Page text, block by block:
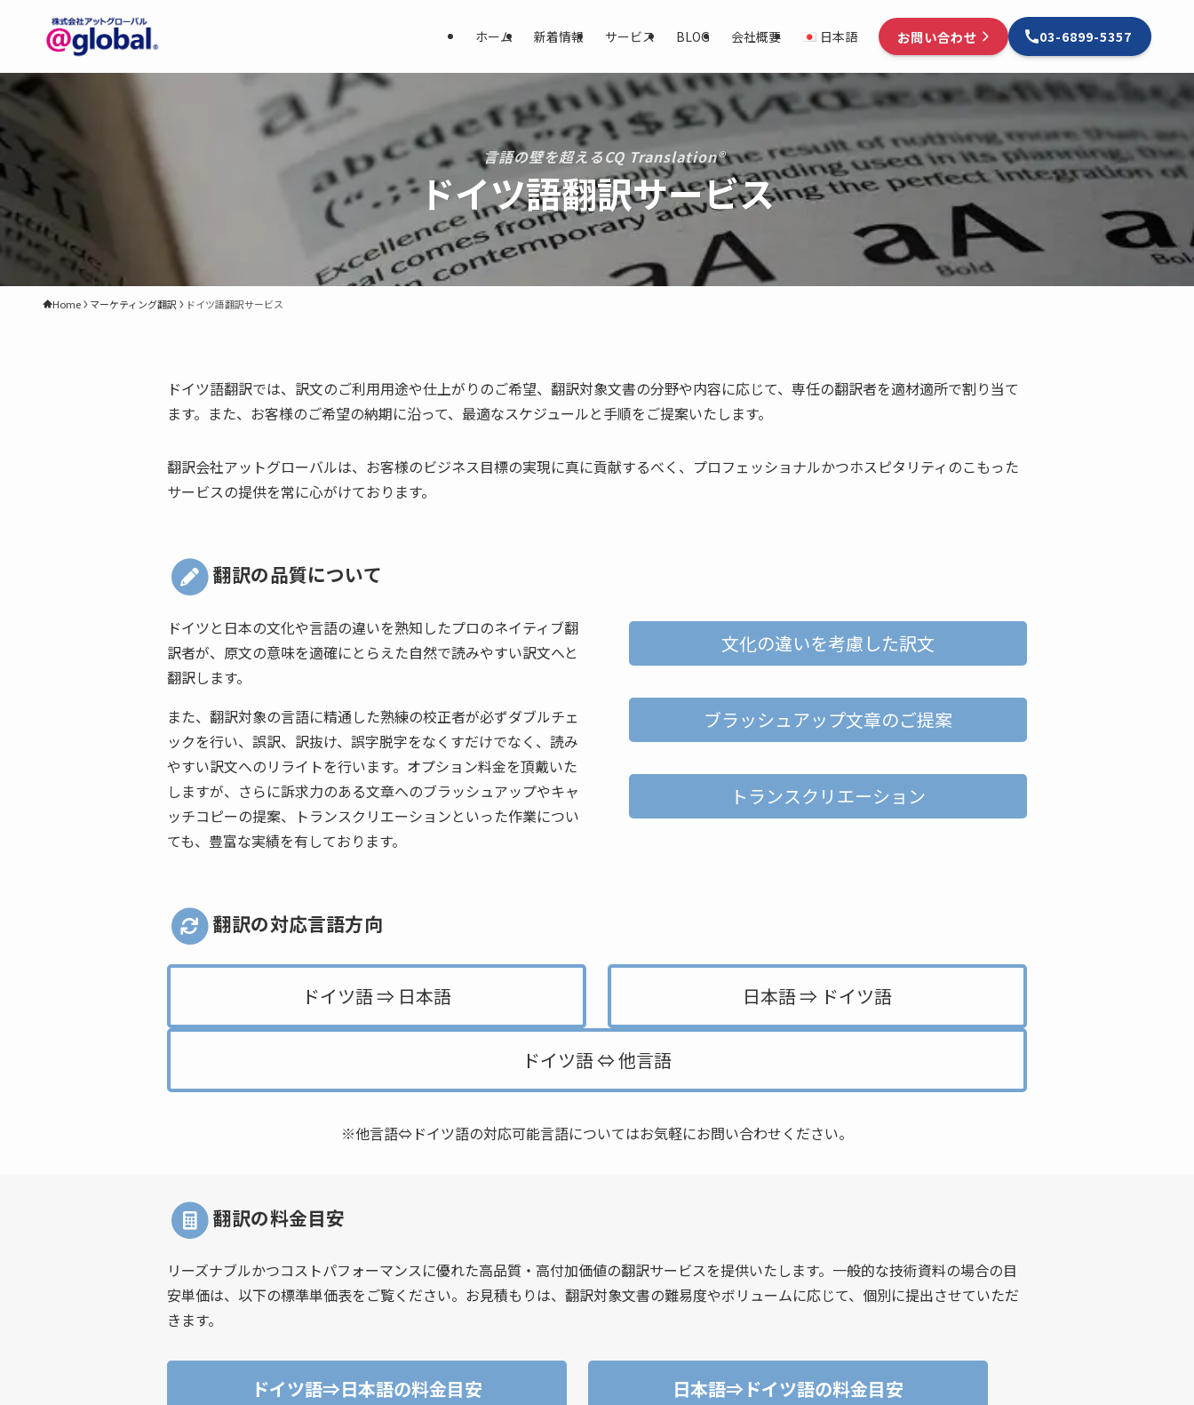
ホーム 新着情報 サービス BLOG 会社概要 日本語 お問い合わせ 03-6899-5357
ドイツ語翻訳サービス
言語の壁を超えるCQ Translation®
Home マーケティング翻訳 ドイツ語翻訳サービス
ドイツ語翻訳では、訳文のご利用用途や仕上がりのご希望、翻訳対象文書の分野や内容に応じて、専任の翻訳者を適材適所で割り当て
ます。また、お客様のご希望の納期に沿って、最適なスケジュールと手順をご提案いたします。
翻訳会社アットグローバルは、お客様のビジネス目標の実現に真に貢献するべく、プロフェッショナルかつホスピタリティのこもった
サービスの提供を常に心がけております。
翻訳の品質について
ドイツと日本の文化や言語の違いを熟知したプロのネイティブ翻
訳者が、原文の意味を適確にとらえた自然で読みやすい訳文へと
翻訳します。
また、翻訳対象の言語に精通した熟練の校正者が必ずダブルチェ
ックを行い、誤訳、訳抜け、誤字脱字をなくすだけでなく、読み
やすい訳文へのリライトを行います。オプション料金を頂戴いた
しますが、さらに訴求力のある文章へのブラッシュアップやキャ
ッチコピーの提案、トランスクリエーションといった作業につい
ても、豊富な実績を有しております。
文化の違いを考慮した訳文
ブラッシュアップ文章のご提案
トランスクリエーション
翻訳の対応言語方向
ドイツ語 ⇒ 日本語 日本語 ⇒ ドイツ語
ドイツ語 ⇔ 他言語
※他言語⇔ドイツ語の対応可能言語についてはお気軽にお問い合わせください。
翻訳の料金目安
リーズナブルかつコストパフォーマンスに優れた高品質・高付加価値の翻訳サービスを提供いたします。一般的な技術資料の場合の目
安単価は、以下の標準単価表をご覧ください。お見積もりは、翻訳対象文書の難易度やボリュームに応じて、個別に提出させていただ
きます。
ドイツ語⇒日本語の料金目安
日本語⇒ドイツ語の料金目安